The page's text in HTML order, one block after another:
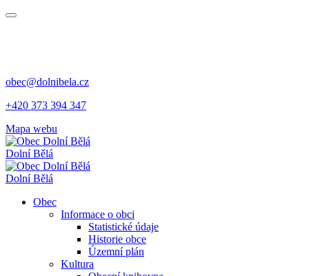
obec@dolnibela.cz
+420 373 394 347
Mapa webu
Dolní Bělá
Dolní Bělá
Obec
Informace o obci
Statistické údaje
Historie obce
Územní plán
Kultura